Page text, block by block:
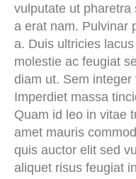
vulputate ut
a erat nam. Pulvinar
a. Duis ultricies
molestie ac feugiat
diam ut. Sem
Imperdiet massa
Quam id leo in vitae
amet mauris
quis auctor elit sed
aliquet risus feugiat